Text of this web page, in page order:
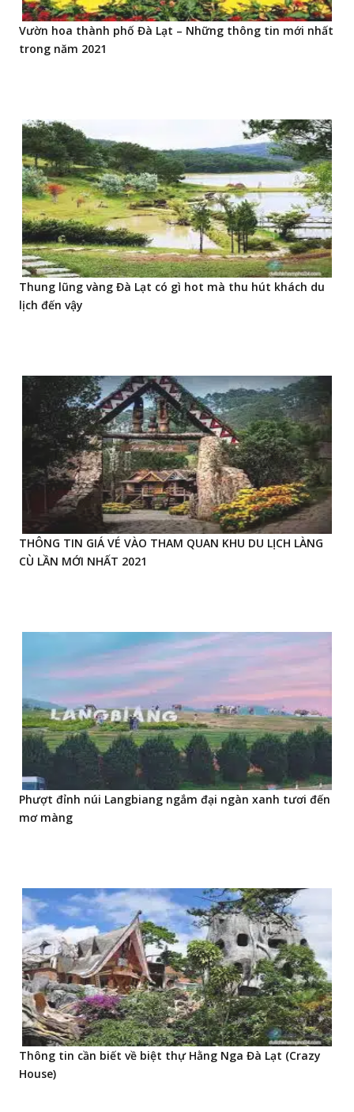
Vườn hoa thành phố Đà Lạt – Những thông tin mới nhất
trong năm 2021
Thung lũng vàng Đà Lạt có gì hot mà thu hút khách du
lịch đến vậy
THÔNG TIN GIÁ VÉ VÀO THAM QUAN KHU DU LỊCH LÀNG
CÙ LẦN MỚI NHẤT 2021
Phượt đỉnh núi Langbiang ngắm đại ngàn xanh tươi đến
mơ màng
Thông tin cần biết về biệt thự Hằng Nga Đà Lạt (Crazy
House)